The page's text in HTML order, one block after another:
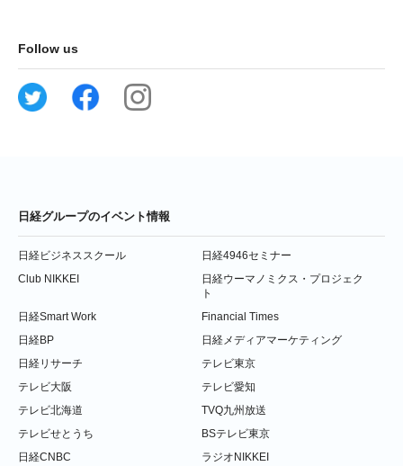
Follow us
日経グループのイベント情報
日経ビジネススクール
日経4946セミナー
Club NIKKEI
日経ウーマノミクス・プロジェク
ト
日経Smart Work
Financial Times
日経BP
日経メディアマーケティング
日経リサーチ
テレビ東京
テレビ大阪
テレビ愛知
テレビ北海道
TVQ九州放送
テレビせとうち
BSテレビ東京
日経CNBC
ラジオNIKKEI